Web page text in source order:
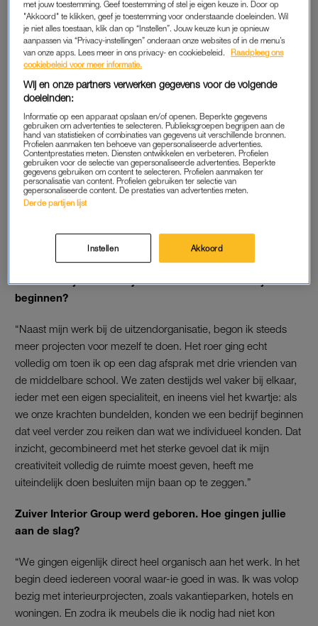
geen lerares worden, dus ik koos uiteindelijk voor een studie
economie. Mijn vader zei altijd dat je daar alle kanten mee op
kunt en daarom voelde dit op dat moment als een logische
keuze.”
Je studie zat erop. Wat ging je doen?
“Na mijn studie begon ik bij een uitzendorganisatie, zoals veel
afgestudeerden destijds. Ik startte als intercedent op een
vestiging, maar ik had meteen een duidelijk doel voor ogen: ik
wilde naar het hoofdkantoor om me bezig te houden met de
panden. Het aanhuren, verbouwen en, jawel, inrichten van
ik dat dat interieurstuk, dat creatieve, zo sterk in me zat dat ik
het niet langer kon negeren.”
Wat bracht je uiteindelijk tot het besluit om voor jezelf te
beginnen?
“Naast mijn werk bij de uitzendorganisatie, begon ik steeds
meer projecten voor mezelf te doen. Het roer ging echt
volledig om toen ik op een dag afsprak met drie vrienden van
de middelbare school. We zaten destijds wel vaker bij elkaar,
ieder met een eigen specialiteit, en ineens viel het kwartje: als
we onze krachten bundelden, konden we een bedrijf beginnen
dat veel verder zou reiken dan wat we individueel konden. Dat
inzicht, gecombineerd met het sterke gevoel dat ik mijn
creativiteit volledig de ruimte moest geven, heeft me
uiteindelijk doen besluiten mijn baan op te zeggen.”
Zuiver Interior Group werd geboren. Hoe gingen jullie
aan de slag?
“We gingen eigenlijk direct heel organisch aan het werk. In het
begin deed iedereen vooral waar-ie goed in was. Ik was volop
bezig met interieurprojecten, zoals vakantieparken, hotels en
woningen. En zodra ik meubels die ik nodig had niet kon
met jouw toestemming. Geef toestemming of stel je eigen keuze in. Door op
"Akkoord" te klikken, geef je toestemming voor onderstaande doeleinden. Wil
je niet alles toestaan, klik dan op “Instellen”. Jouw keuze kun je opnieuw
aanpassen via “Privacy-instellingen” onderaan onze websites of in de menu’s
van onze apps. Lees meer in ons privacy- en cookiebeleid.
Raadpleeg ons
cookiebeleid voor meer informatie.
Wij en onze partners verwerken gegevens voor de volgende
doeleinden:
Informatie op een apparaat opslaan en/of openen. Beperkte gegevens
gebruiken om advertenties te selecteren. Publieksgroepen begrijpen aan de
hand van statistieken of combinaties van gegevens uit verschillende bronnen.
Profielen aanmaken ten behoeve van gepersonaliseerde advertenties.
Contentprestaties meten. Diensten ontwikkelen en verbeteren. Profielen
gebruiken voor de selectie van gepersonaliseerde advertenties. Beperkte
gegevens gebruiken om content te selecteren. Profielen aanmaken ter
personalisatie van content. Profielen gebruiken ter selectie van
gepersonaliseerde content. De prestaties van advertenties meten.
Derde partijen lijst
Instellen Akkoord